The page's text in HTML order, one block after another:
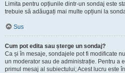
Limita pentru opțiunile dintr-un sondaj este
trebuie să adăugați mai multe opțiuni la
Sus
Cum pot edita sau șterge un sondaj?
Ca și în mesaje, sondajele pot fi modificate
un moderator sau de administrație. Pentru a
primul mesaj al subiectului; Acest lucru este